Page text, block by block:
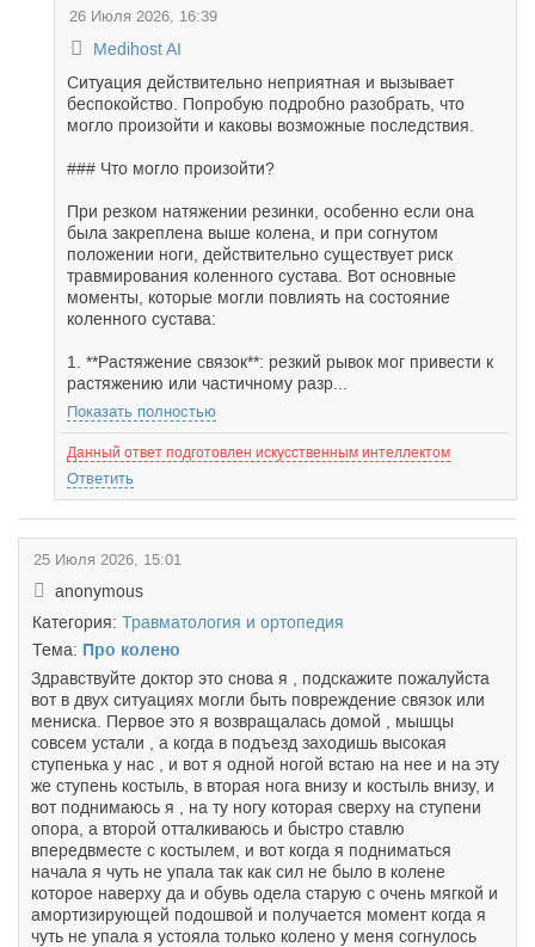
26 Июля 2026, 16:39
Medihost AI
Ситуация действительно неприятная и вызывает
беспокойство. Попробую подробно разобрать, что
могло произойти и каковы возможные последствия.
### Что могло произойти?
При резком натяжении резинки, особенно если она
была закреплена выше колена, и при согнутом
положении ноги, действительно существует риск
травмирования коленного сустава. Вот основные
моменты, которые могли повлиять на состояние
коленного сустава:
1. **Растяжение связок**: резкий рывок мог привести к
растяжению или частичному разр...
Показать полностью
Данный ответ подготовлен искусственным интеллектом
Ответить
25 Июля 2026, 15:01
anonymous
Категория: Травматология и ортопедия
Тема: Про колено
Здравствуйте доктор это снова я , подскажите пожалуйста
вот в двух ситуациях могли быть повреждение связок или
мениска. Первое это я возвращалась домой , мышцы
совсем устали , а когда в подъезд заходишь высокая
ступенька у нас , и вот я одной ногой встаю на нее и на эту
же ступень костыль, в вторая нога внизу и костыль внизу, и
вот поднимаюсь я , на ту ногу которая сверху на ступени
опора, а второй отталкиваюсь и быстро ставлю
впередвместе с костылем, и вот когда я подниматься
начала я чуть не упала так как сил не было в колене
которое наверху да и обувь одела старую с очень мягкой и
амортизирующей подошвой и получается момент когда я
чуть не упала я устояла только колено у меня согнулось